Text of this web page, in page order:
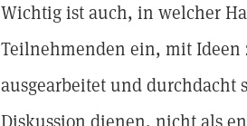
Wichtig ist auch, in welcher
Teilnehmenden ein, mit Ideen
ausgearbeitet und durchdacht